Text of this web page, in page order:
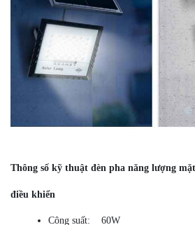
Thông số kỹ thuật đèn pha năng lượng
điều khiển
Công suất: 60W